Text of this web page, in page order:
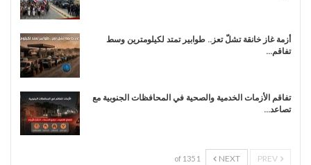
أزمة غاز خانقة تشلّ تعز.. طوابير تمتد لكيلومترين وسط
تفاقم…
تفاقم الأزمات الخدمية والصحية في المحافظات الجنوبية مع
تصاعد…
NEXT
1 of 135